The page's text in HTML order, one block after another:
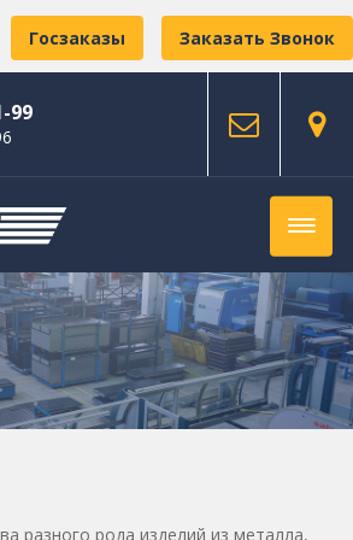
Заказать Звонок
Госзаказы
99
разного рода изделий из металла,